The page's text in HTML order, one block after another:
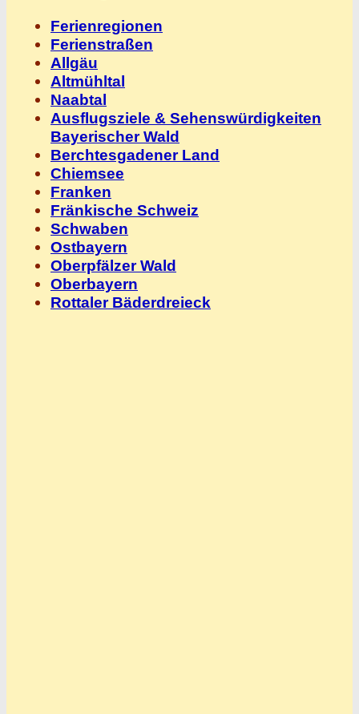
Ferienregionen
Ferienstraßen
Allgäu
Altmühltal
Naabtal
Ausflugsziele & Sehenswürdigkeiten
Bayerischer Wald
Berchtesgadener Land
Chiemsee
Franken
Fränkische Schweiz
Schwaben
Ostbayern
Oberpfälzer Wald
Oberbayern
Rottaler Bäderdreieck